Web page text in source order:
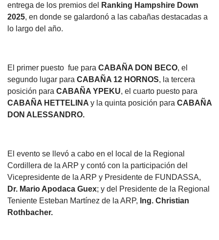
entrega de los premios del
Ranking Hampshire Down
2025, en donde se galardonó a las cabañas destacadas a
lo largo del año.
El primer puesto fue para CABAÑA DON BECO, el
segundo lugar para CABAÑA 12 HORNOS, la tercera
posición para CABAÑA YPEKU, el cuarto puesto para
CABAÑA HETTELINA y la quinta posición para CABAÑA
DON ALESSANDRO.
El evento se llevó a cabo en el local de la Regional
Cordillera de la ARP y contó con la participación del
Vicepresidente de la ARP y Presidente de FUNDASSA,
Dr. Mario Apodaca Guex; y del Presidente de la Regional
Teniente Esteban Martínez de la ARP, Ing. Christian
Rothbacher.